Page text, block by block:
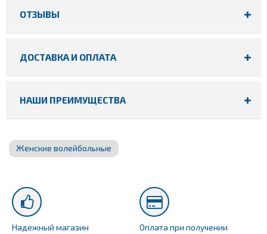
ОТЗЫВЫ
ДОСТАВКА И ОПЛАТА
НАШИ ПРЕИМУЩЕСТВА
Женские волейбольные
Надежный магазин
Оплата при получении